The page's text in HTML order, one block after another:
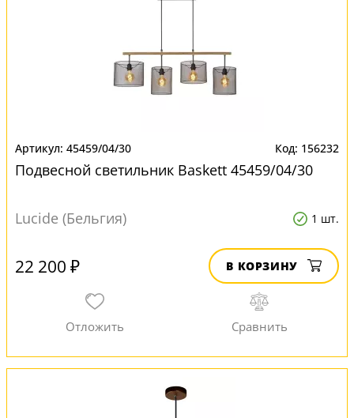
45459/04/30 156232
Подвесной светильник Baskett 45459/04/30
Lucide (Бельгия) 1 шт.
22 200 ₽ В КОРЗИНУ